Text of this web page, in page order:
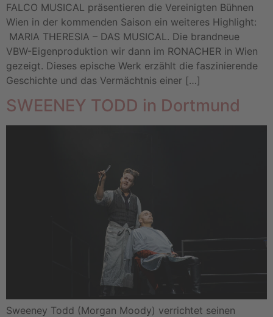
FALCO MUSICAL präsentieren die Vereinigten Bühnen
Wien in der kommenden Saison ein weiteres Highlight:
MARIA THERESIA – DAS MUSICAL. Die brandneue
VBW-Eigenproduktion wir dann im RONACHER in Wien
gezeigt. Dieses epische Werk erzählt die faszinierende
Geschichte und das Vermächtnis einer […]
SWEENEY TODD in Dortmund
Sweeney Todd (Morgan Moody) verrichtet seinen